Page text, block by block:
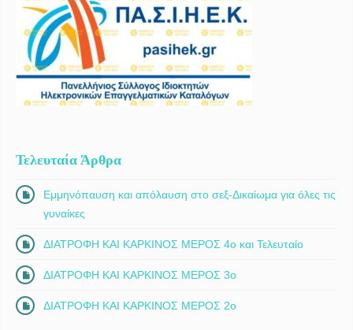
Τελευταία Άρθρα
Εμμηνόπαυση και απόλαυση στο σεξ-Δικαίωμα για όλες τις
γυναίκες
ΔΙΑΤΡΟΦΗ ΚΑΙ ΚΑΡΚΙΝΟΣ ΜΕΡΟΣ 4ο και Τελευταίο
ΔΙΑΤΡΟΦΗ ΚΑΙ ΚΑΡΚΙΝΟΣ ΜΕΡΟΣ 3ο
ΔΙΑΤΡΟΦΗ ΚΑΙ ΚΑΡΚΙΝΟΣ ΜΕΡΟΣ 2ο